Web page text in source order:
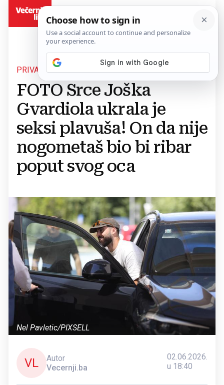
PRIVATNI ŽIVOT MLADOG TALENTA
FOTO Srce Joška
Gvardiola ukrala je
seksi plavuša! On da nije
nogometaš bio bi ribar
poput svog oca
Nel Pavletic/PIXSELL
VL
Autor
Vecernji.ba
02.06.2026.
u 18:40